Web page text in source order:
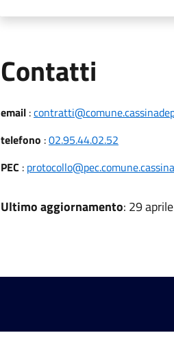
Contatti
email:
telefono :02.95.44.02.52
PEC :
Ultimo aggiornamento: 29